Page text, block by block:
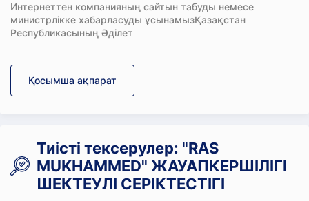
Интернеттен компанияның сайтын табуды немесе
министрлікке хабарласуды ұсынамызҚазақстан
Республикасының Әділет
Қосымша ақпарат
Тиісті тексерулер: "RAS
MUKHAMMED" ЖАУАПКЕРШІЛІГІ
ШЕКТЕУЛІ СЕРІКТЕСТІГІ